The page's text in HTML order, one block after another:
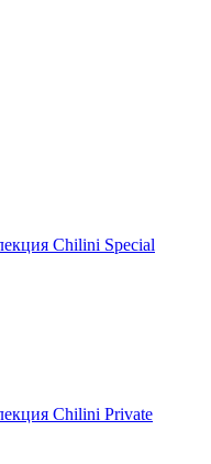
Chilini Special
Chilini Private